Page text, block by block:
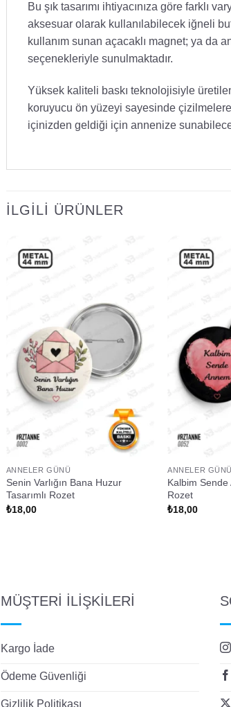
Bu şık tasarımı ihtiyacınıza göre farklı
aksesuar olarak kullanılabilecek iğneli
kullanım sunan açacaklı magnet; ya da
seçenekleriyle sunulmaktadır.
Yüksek kaliteli baskı teknolojisiyle
koruyucu ön yüzeyi sayesinde
içinizden geldiği için annenize
İLGILI ÜRÜNLER
ANNELER GÜNÜ
Senin Varlığın Bana Huzur
Tasarımlı Rozet
₺18,00
ANNELER GÜNÜ
Kalbim Sende
Rozet
₺18,00
MÜŞTERİ İLİŞKİLERİ
Kargo İade
Ödeme Güvenliği
Gizlilik Politikası